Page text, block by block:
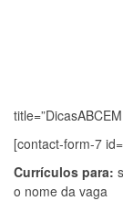
[contact-form-7
Currículos para:
o nome da vaga